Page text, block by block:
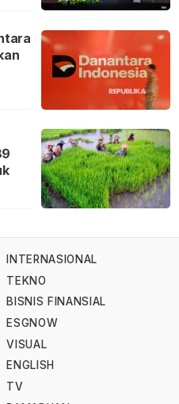
INTERNASIONAL
TEKNO
BISNIS FINANSIAL
ESGNOW
VISUAL
ENGLISH
TV